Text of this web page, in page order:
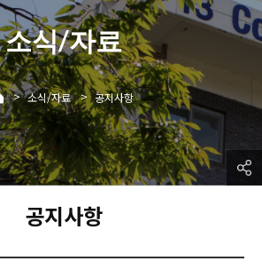
소식/자료
> 소식/자료 > 공지사항
공지사항